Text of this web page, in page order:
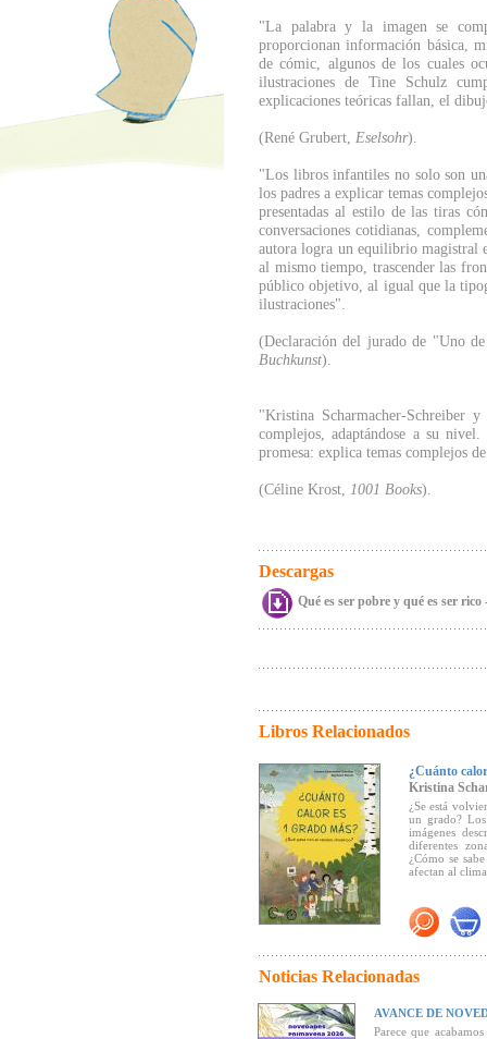
"La palabra y la imagen se
proporcionan información básica,
de cómic, algunos de los cuales
ilustraciones de Tine Schulz
explicaciones teóricas fallan, el
(René Grubert, Eselsohr).
"Los libros infantiles no solo son
los padres a explicar temas
presentadas al estilo de las tiras
conversaciones cotidianas,
autora logra un equilibrio magistral
al mismo tiempo, trascender las
público objetivo, al igual que la
ilustraciones".
(Declaración del jurado de "Uno
Buchkunst).
"Kristina Scharmacher-Schreiber
complejos, adaptándose a su
promesa: explica temas complejos
(Céline Krost, 1001 Books).
Descargas
Qué es ser pobre y qué es ser rico
Libros Relacionados
¿Cuánto
Kristina
¿Se está
un grado?
imágenes
diferentes
¿Cómo se
afectan al
Libro
aceites
- Premio de la
Noticias Relacionadas
AVANCE DE
Parece que